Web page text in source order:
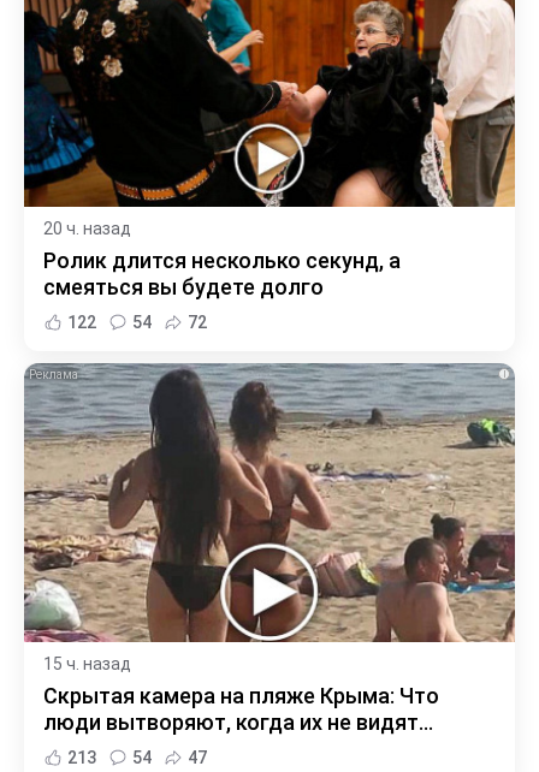
20 ч. назад
Ролик длится несколько секунд, а
смеяться вы будете долго
122 54 72
i
15 ч. назад
Скрытая камера на пляже Крыма: Что
люди вытворяют, когда их не видят...
213 54 47